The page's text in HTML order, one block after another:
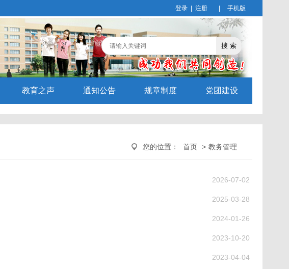
登录 注册 手机版
教育之声 通知公告 规章制度 党团建设
您的位置： 首页 > 教务管理
2026-07-02
2025-03-28
2024-01-26
2023-10-20
2023-04-04